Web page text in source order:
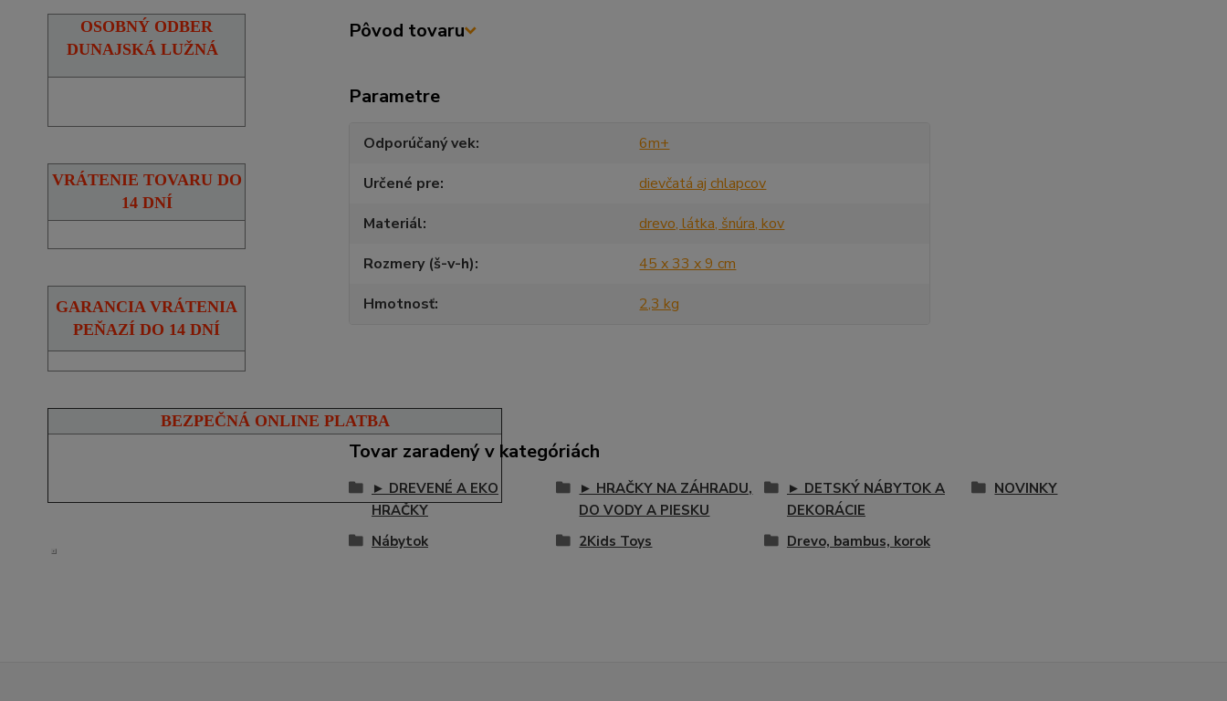
OSOBNÝ ODBER
DUNAJSKÁ LUŽNÁ
VRÁTENIE TOVARU DO
14 DNÍ
GARANCIA VRÁTENIA
PEŇAZÍ DO 14 DNÍ
BEZPEČNÁ ONLINE PLATBA
Pôvod tovaru
Parametre
Odporúčaný vek
6m+
Určené pre
dievčatá aj chlapcov
Materiál
drevo, látka, šnúra, kov
Rozmery (š-v-h)
45 x 33 x 9 cm
Hmotnosť
2,3 kg
Tovar zaradený v kategóriách
► DREVENÉ A EKO
HRAČKY
► HRAČKY NA ZÁHRADU,
DO VODY A PIESKU
► DETSKÝ NÁBYTOK A
DEKORÁCIE
NOVINKY
Nábytok 2Kids Toys Drevo, bambus, korok